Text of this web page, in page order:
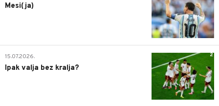
Mesi(ja)
2
15.07.2026.
Ipak valja bez kralja?